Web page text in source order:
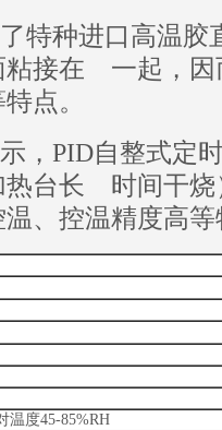
特种进口高温胶
粘接在 一起，因
点。
，PID自整式定
热台长 时间干烧
、控温精度高
温度45-85%RH